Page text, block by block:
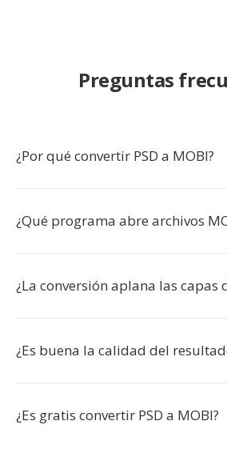
Preguntas
¿Por qué convertir PSD a MOBI?
¿Qué programa abre archivos
¿La conversión aplana las capas
¿Es buena la calidad del
¿Es gratis convertir PSD a MOBI?